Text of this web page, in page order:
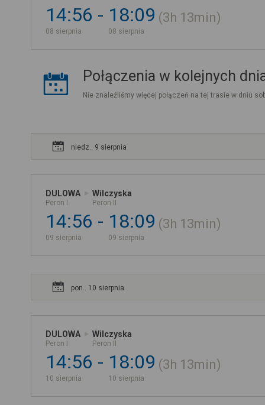
14:56
08 sierpnia
18:09
08 sierpnia
3h 13min
Połączenia w kolejnych
Nie znaleźliśmy więcej połączeń na tej trasie w dniu
niedz.. 9 sierpnia
DULOWA
Peron I
Wilczyska
Peron II
14:56
09 sierpnia
18:09
09 sierpnia
3h 13min
pon.. 10 sierpnia
DULOWA
Peron I
Wilczyska
Peron II
14:56
10 sierpnia
18:09
10 sierpnia
3h 13min